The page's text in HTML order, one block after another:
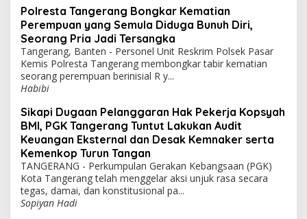
Polresta Tangerang Bongkar Kematian
Perempuan yang Semula Diduga Bunuh Diri,
Seorang Pria Jadi Tersangka
Tangerang, Banten - Personel Unit Reskrim Polsek Pasar
Kemis Polresta Tangerang membongkar tabir kematian
seorang perempuan berinisial R y...
Habibi
Sikapi Dugaan Pelanggaran Hak Pekerja Kopsyah
BMI, PGK Tangerang Tuntut Lakukan Audit
Keuangan Eksternal dan Desak Kemnaker serta
Kemenkop Turun Tangan
TANGERANG - Perkumpulan Gerakan Kebangsaan (PGK)
Kota Tangerang telah menggelar aksi unjuk rasa secara
tegas, damai, dan konstitusional pa...
Sopiyan Hadi